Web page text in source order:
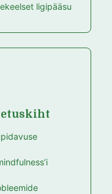
ligipääsu